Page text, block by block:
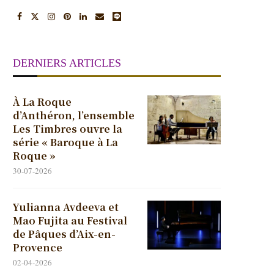
DERNIERS ARTICLES
À La Roque
d’Anthéron, l’ensemble
Les Timbres ouvre la
série « Baroque à La
Roque »
30-07-2026
Yulianna Avdeeva et
Mao Fujita au Festival
de Pâques d’Aix-en-
Provence
02-04-2026